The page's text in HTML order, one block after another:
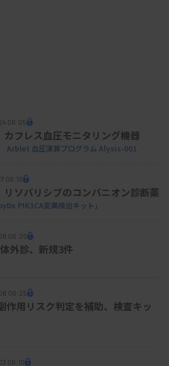
06:05
カフレス血圧モニタリング機器
Arblet 血圧演算プログラム Alysis-001
06:10
リソバリシブのコンパニオン診断薬
PIK3CA変異検出キット」
06:20
外診、新規3件
06:25
作用リスク判定を補助、検査キッ
06:10